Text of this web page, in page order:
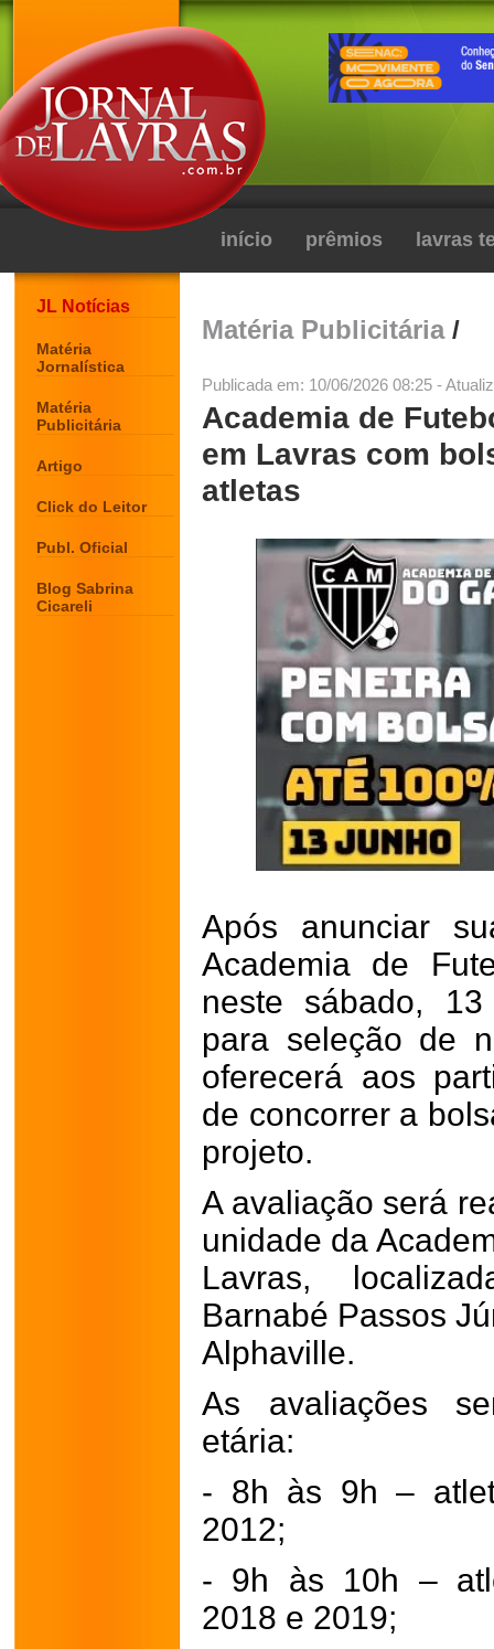
início prêmios lavras
JL Notícias
Matéria
Jornalística
Matéria
Publicitária
Artigo
Click do Leitor
Publ. Oficial
Blog Sabrina
Cicareli
Matéria Publicitária/
Publicada em: 10/06/2026 08:25 -
Academia de
em Lavras com
atletas
Após anunciar
Academia de
neste sábado,
para seleção de
oferecerá aos
de concorrer a
projeto.
A avaliação será
unidade da
Lavras,
Barnabé Passos
Alphaville.
As avaliações
etária:
- 8h às 9h –
2012;
- 9h às 10h –
2018 e 2019;